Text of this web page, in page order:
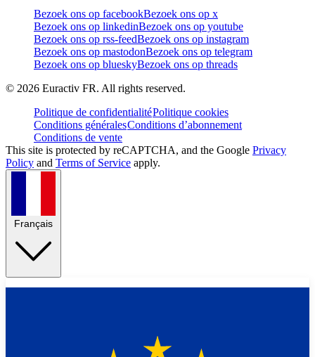
Bezoek ons op facebookBezoek ons op x
Bezoek ons op linkedinBezoek ons op youtube
Bezoek ons op rss-feedBezoek ons op instagram
Bezoek ons op mastodonBezoek ons op telegram
Bezoek ons op blueskyBezoek ons op threads
© 2026 Euractiv FR. All rights reserved.
Politique de confidentialitéPolitique cookies
Conditions généralesConditions d’abonnement
Conditions de vente
This site is protected by reCAPTCHA, and the Google Privacy
Policy and Terms of Service apply.
Français